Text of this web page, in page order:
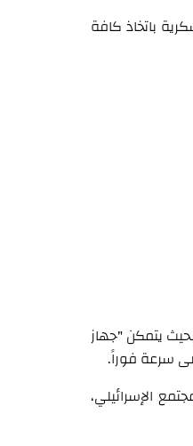
باتخاذ كافة
يتمكن "جهاز
سرعة فوراً.
الإسرائيلي،